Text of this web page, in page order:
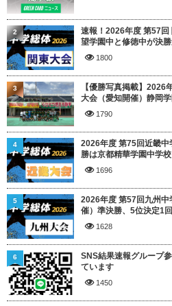
速報！2026年度 第57回
望学園中と修徳中が決
1800
2
【優勝写真掲載】2026
大会（愛知開催）静岡
1790
3
2026年度 第75回近畿
勝は京都精華学園中学
1696
4
2026年度 第57回九州中
催）準決勝、5位決定1
1628
5
SNS結果速報グループ
ています
1450
6